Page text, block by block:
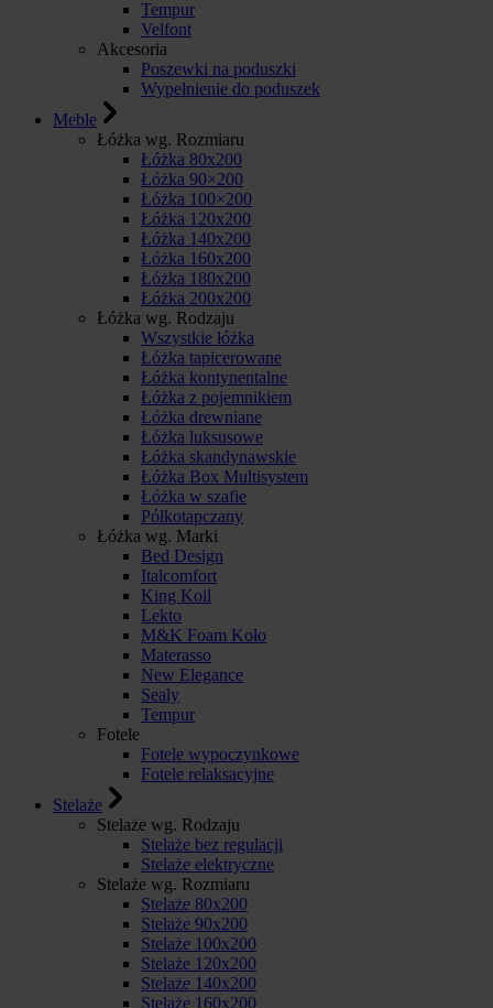
Tempur
Velfont
Akcesoria
Poszewki na poduszki
Wypełnienie do poduszek
Meble
Łóżka wg. Rozmiaru
Łóżka 80x200
Łóżka 90×200
Łóżka 100×200
Łóżka 120x200
Łóżka 140x200
Łóżka 160x200
Łóżka 180x200
Łóżka 200x200
Łóżka wg. Rodzaju
Wszystkie łóżka
Łóżka tapicerowane
Łóżka kontynentalne
Łóżka z pojemnikiem
Łóżka drewniane
Łóżka luksusowe
Łóżka skandynawskie
Łóżka Box Multisystem
Łóżka w szafie
Półkotapczany
Łóżka wg. Marki
Bed Design
Italcomfort
King Koil
Lekto
M&K Foam Koło
Materasso
New Elegance
Sealy
Tempur
Fotele
Fotele wypoczynkowe
Fotele relaksacyjne
Stelaże
Stelaże wg. Rodzaju
Stelaże bez regulacji
Stelaże elektryczne
Stelaże wg. Rozmiaru
Stelaże 80x200
Stelaże 90x200
Stelaże 100x200
Stelaże 120x200
Stelaże 140x200
Stelaże 160x200